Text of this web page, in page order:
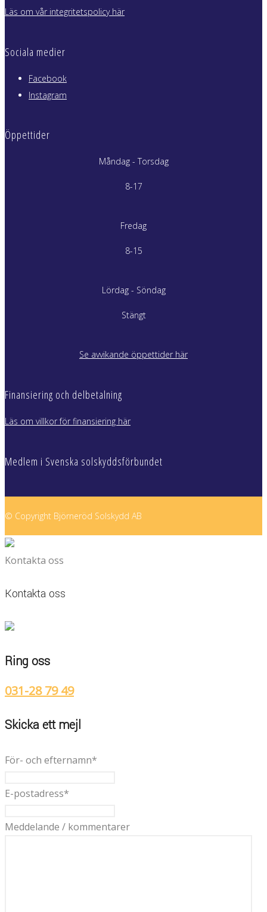
Läs om vår integritetspolicy här
Sociala medier
Facebook
Instagram
Öppettider
Måndag - Torsdag
8-17
Fredag
8-15
Lördag - Söndag
Stängt
Se avvikande öppettider här
Finansiering och delbetalning
Läs om villkor för finansiering här
Medlem i Svenska solskyddsförbundet
© Copyright Björneröd Solskydd AB
Kontakta oss
Kontakta oss
Ring oss
031-28 79 49
Skicka ett mejl
För- och efternamn*
E-postadress*
Meddelande / kommentarer